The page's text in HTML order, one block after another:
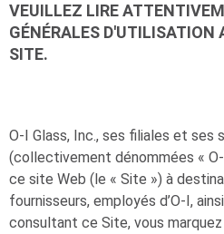
VEUILLEZ LIRE
GÉNÉRALES D'UTILISATION
SITE.
O-I Glass, Inc., ses filiales et ses
(collectivement dénommées «
ce site Web (le « Site ») à
fournisseurs, employés d’O-I,
consultant ce Site, vous